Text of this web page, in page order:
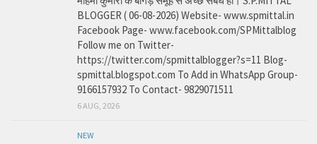
BLOGGER ( 06-08-2026) Website- www.spmittal.in
Facebook Page- www.facebook.com/SPMittalblog
Follow me on Twitter-
https://twitter.com/spmittalblogger?s=11 Blog-
spmittal.blogspot.com To Add in WhatsApp Group-
9166157932 To Contact- 9829071511
6 AUG, 2026
NEW